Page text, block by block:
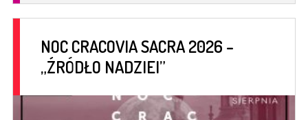
NOC CRACOVIA SACRA 2026 –
„ŹRÓDŁO NADZIEI”